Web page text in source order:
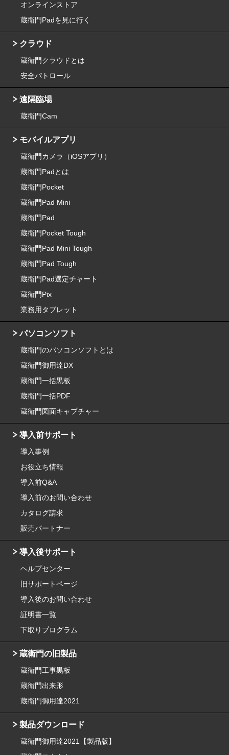
オンラインストア
蔵衛門Padを見に行く
クラウド
蔵衛門クラウドとは
安全パトロール
遠隔臨場
蔵衛門Cam
モバイルアプリ
蔵衛門カメラ（iOSアプリ）
蔵衛門Padとは
蔵衛門Pocket
蔵衛門Pad Mini
蔵衛門Pad
蔵衛門Pocket Tough
蔵衛門Pad Mini Tough
蔵衛門Pad Tough
蔵衛門Pad選定チャート
蔵衛門Pix
業務用タブレット
パソコンソフト
蔵衛門のパソコンソフトとは
蔵衛門御用達DX
蔵衛門一括黒板
蔵衛門一括PDF
蔵衛門図面キャプチャー
導入前サポート
導入事例
お役立ち情報
導入前Q&A
導入前のお問い合わせ
カタログ請求
販売パートナー
導入後サポート
ヘルプセンター
旧サポートページ
導入後のお問い合わせ
証明書一覧
下取りプログラム
蔵衛門の旧製品
蔵衛門工事黒板
蔵衛門出来形
蔵衛門御用達2021
製品ダウンロード
蔵衛門御用達2021【製品版】